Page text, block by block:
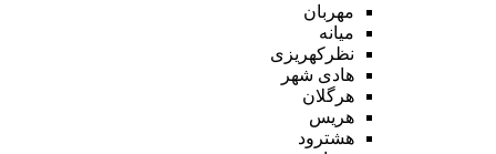
مهربان
میانه
نظرکهریزی
هادی شهر
هرگلان
هریس
هشترود